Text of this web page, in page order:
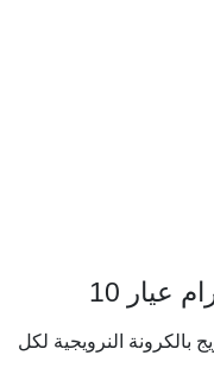
10
في النرويج بالكرونة النرويجية لكل